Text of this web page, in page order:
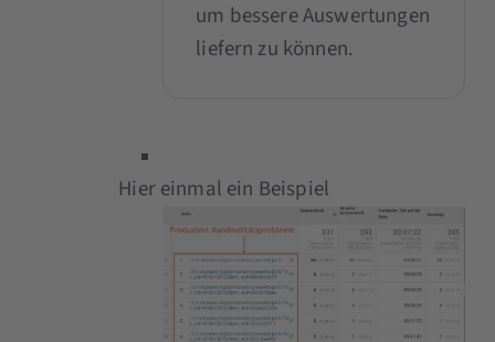
um bessere Auswertungen
liefern zu können.
Hier einmal ein Beispiel